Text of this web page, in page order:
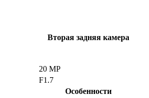
Вторая задняя камера
20 MP
F1.7
Особенности